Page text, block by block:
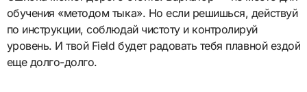
обучения «методом тыка». Но если решишься, действуй
по инструкции, соблюдай чистоту и контролируй
уровень. И твой Field будет радовать тебя плавной ездой
еще долго-долго.